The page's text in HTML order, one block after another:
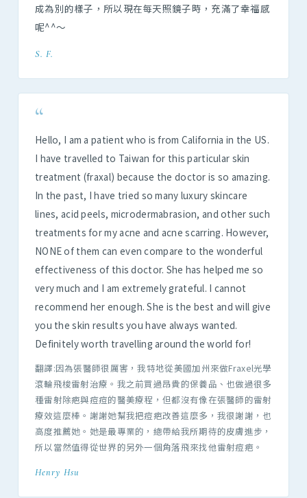
成為別的樣子，所以現在每天照鏡子時，充滿了幸福感
呢^^～
S. F.
“
Hello, I am a patient who is from California in the US.
I have travelled to Taiwan for this particular skin
treatment (fraxal) because the doctor is so amazing.
In the past, I have tried so many luxury skincare
lines, acid peels, microdermabrasion, and other such
treatments for my acne and acne scarring. However,
NONE of them can even compare to the wonderful
effectiveness of this doctor. She has helped me so
very much and I am extremely grateful. I cannot
recommend her enough. She is the best and will give
you the skin results you have always wanted.
Definitely worth travelling around the world for!
翻譯:因為張醫師很厲害，我特地從美國加州來做Fraxel光學
滾輪飛梭雷射治療。我之前買過昂貴的保養品、也做過很多
種雷射除疤與痘痘的醫美療程，但都沒有像在張醫師的雷射
療效這麼棒。謝謝她幫我把痘疤改善這麼多，我很謝謝，也
高度推薦她。她是最專業的，總帶給我所期待的皮膚進步，
所以當然值得從世界的另外一個角落飛來找他雷射痘疤。
Henry Hsu